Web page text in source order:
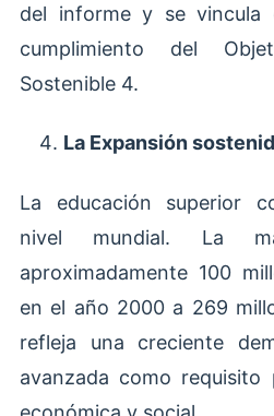
del informe y se vincula
cumplimiento del
Sostenible 4.
La Expansión
La educación superior
nivel mundial. La
aproximadamente 100
en el año 2000 a 269
refleja una creciente
avanzada como requisito